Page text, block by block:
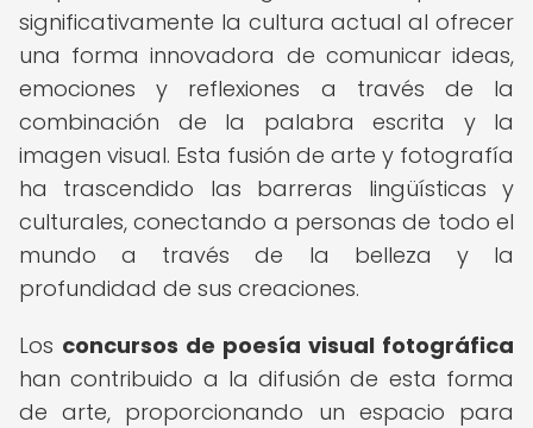
significativamente la cultura actual al ofrecer
una forma innovadora de comunicar ideas,
emociones y reflexiones a través de la
combinación de la palabra escrita y la
imagen visual. Esta fusión de arte y fotografía
ha trascendido las barreras lingüísticas y
culturales, conectando a personas de todo el
mundo a través de la belleza y la
profundidad de sus creaciones.
Los concursos de poesía visual fotográfica
han contribuido a la difusión de esta forma
de arte, proporcionando un espacio para